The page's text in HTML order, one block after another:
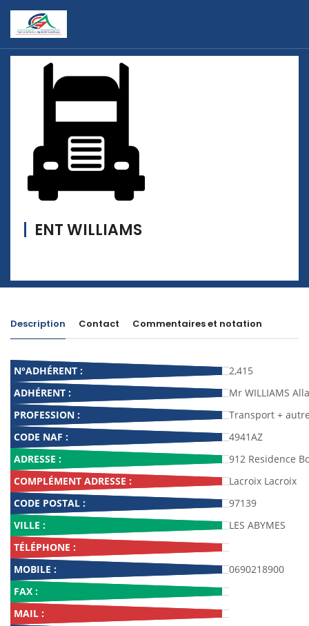
ENT WILLIAMS
Description Contact Commentaires et notation
N°ADHÉRENT :
2,415
ADHÉRENT :
Mr WILLIAMS
PROFESSION :
Transport +
CODE NAF :
4941AZ
ADRESSE :
912 Residence
COMPLÉMENT ADRESSE :
Lacroix Lacroix
CODE POSTAL :
97139
VILLE :
LES ABYMES
TÉLÉPHONE :
MOBILE :
0690218900
FAX :
MAIL :